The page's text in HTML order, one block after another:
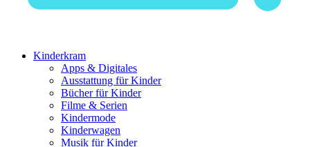
Kinderkram
Apps & Digitales
Ausstattung für Kinder
Bücher für Kinder
Filme & Serien
Kindermode
Kinderwagen
Musik für Kinder